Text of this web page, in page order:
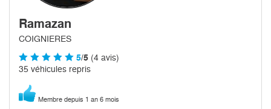
Ramazan
COIGNIERES
5/5 (4 avis)
35 véhicules repris
Membre depuis 1 an 6 mois